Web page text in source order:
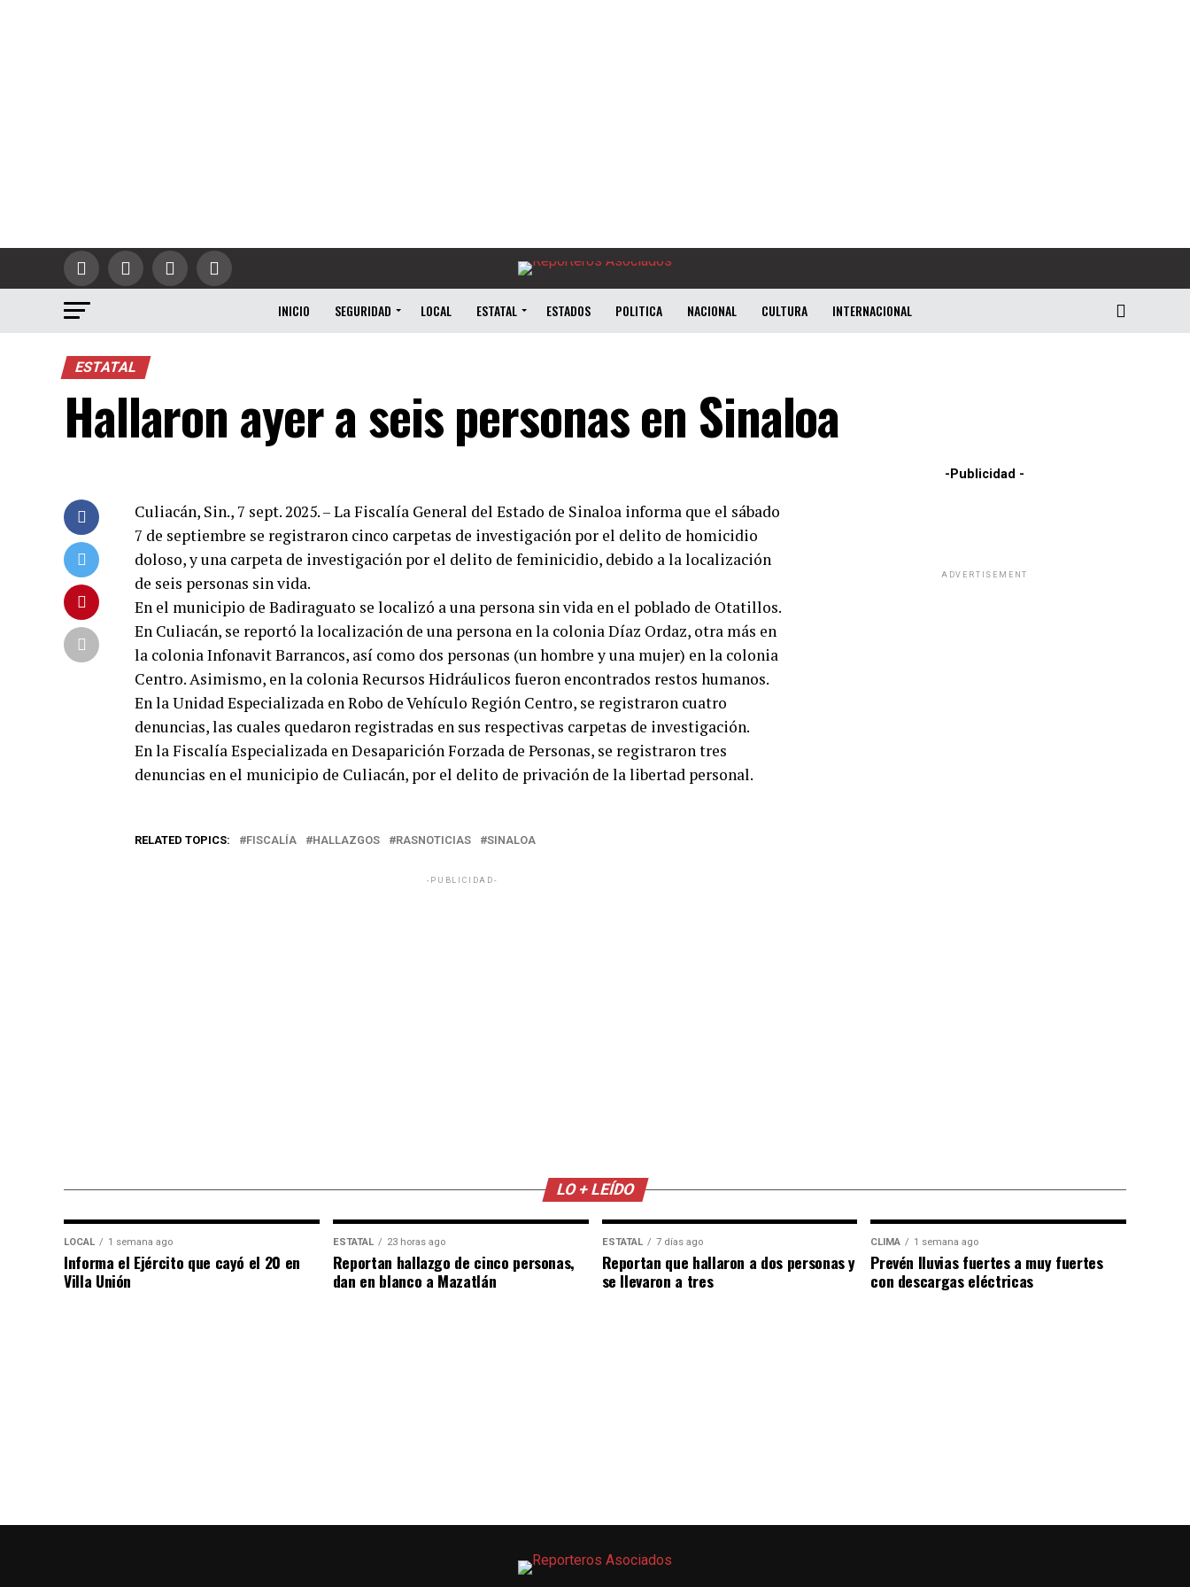
INICIO SEGURIDAD LOCAL ESTATAL ESTADOS POLITICA NACIONAL CULTURA INTERNACIONAL
ESTATAL
Hallaron ayer a seis personas en Sinaloa
Culiacán, Sin., 7 sept. 2025. – La Fiscalía General del Estado de Sinaloa informa que el sábado
7 de septiembre se registraron cinco carpetas de investigación por el delito de homicidio
doloso, y una carpeta de investigación por el delito de feminicidio, debido a la localización
de seis personas sin vida.
En el municipio de Badiraguato se localizó a una persona sin vida en el poblado de Otatillos.
En Culiacán, se reportó la localización de una persona en la colonia Díaz Ordaz, otra más en
la colonia Infonavit Barrancos, así como dos personas (un hombre y una mujer) en la colonia
Centro. Asimismo, en la colonia Recursos Hidráulicos fueron encontrados restos humanos.
En la Unidad Especializada en Robo de Vehículo Región Centro, se registraron cuatro
denuncias, las cuales quedaron registradas en sus respectivas carpetas de investigación.
En la Fiscalía Especializada en Desaparición Forzada de Personas, se registraron tres
denuncias en el municipio de Culiacán, por el delito de privación de la libertad personal.
RELATED TOPICS: FISCALÍA HALLAZGOS RASNOTICIAS SINALOA
-PUBLICIDAD-
-Publicidad -
ADVERTISEMENT
LO + LEÍDO
LOCAL 1 semana ago
Informa el Ejército que cayó el 20 en
Villa Unión
ESTATAL 23 horas ago
Reportan hallazgo de cinco personas,
dan en blanco a Mazatlán
ESTATAL 7 días ago
Reportan que hallaron a dos personas y
se llevaron a tres
CLIMA 1 semana ago
Prevén lluvias fuertes a muy fuertes
con descargas eléctricas